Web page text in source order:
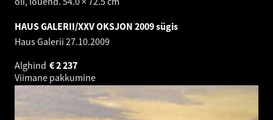
HAUS GALERII/XXV OKSJON 2009 sügis
Haus Galerii 27.10.2009
Alghind
2 237
€
Viimane pakkumine